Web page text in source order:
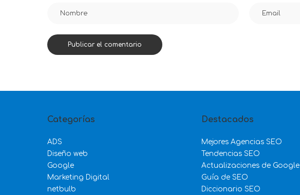
Categorías
ADS
Diseño web
Google
Marketing Digital
netbulb
Destacados
Mejores Agencias SEO
Tendencias SEO
Actualizaciones de Google
Guía de SEO
Diccionario SEO